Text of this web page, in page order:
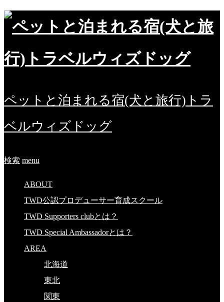
ペットと泊まれる宿(犬と旅行)トラ
ベルウィズドッグ
検索 menu
ABOUT
TWD公認プロデューサー育成スクール
TWD Supporters clubとは？
TWD Special Ambassadorとは？
AREA
北海道
東北
関東